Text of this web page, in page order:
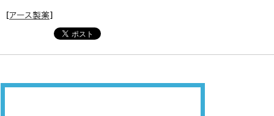
[アース製薬]